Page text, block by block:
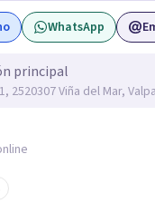
WhatsApp
principal
2520307 Viña del Mar,